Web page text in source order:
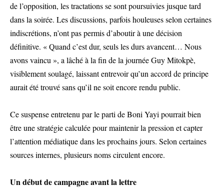
de l’opposition, les tractations se sont poursuivies jusque tard
dans la soirée. Les discussions, parfois houleuses selon certaines
indiscrétions, n’ont pas permis d’aboutir à une décision
définitive. « Quand c’est dur, seuls les durs avancent… Nous
avons vaincu », a lâché à la fin de la journée Guy Mitokpè,
visiblement soulagé, laissant entrevoir qu’un accord de principe
aurait été trouvé sans qu’il ne soit encore rendu public.
Ce suspense entretenu par le parti de Boni Yayi pourrait bien
être une stratégie calculée pour maintenir la pression et capter
l’attention médiatique dans les prochains jours. Selon certaines
sources internes, plusieurs noms circulent encore.
Un début de campagne avant la lettre